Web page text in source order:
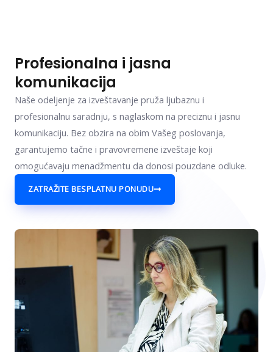
Profesionalna i jasna
komunikacija
Naše odeljenje za izveštavanje pruža ljubaznu i
profesionalnu saradnju, s naglaskom na preciznu i jasnu
komunikaciju. Bez obzira na obim Vašeg poslovanja,
garantujemo tačne i pravovremene izveštaje koji
omogućavaju menadžmentu da donosi pouzdane odluke.
ZATRAŽITE BESPLATNU PONUDU